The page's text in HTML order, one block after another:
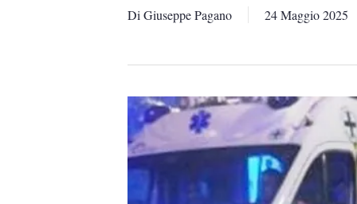
Di Giuseppe Pagano 24 Maggio 2025